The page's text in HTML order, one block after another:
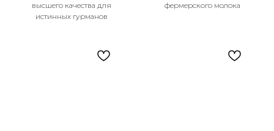
высшего качества для
истинных гурманов
фермерского молока